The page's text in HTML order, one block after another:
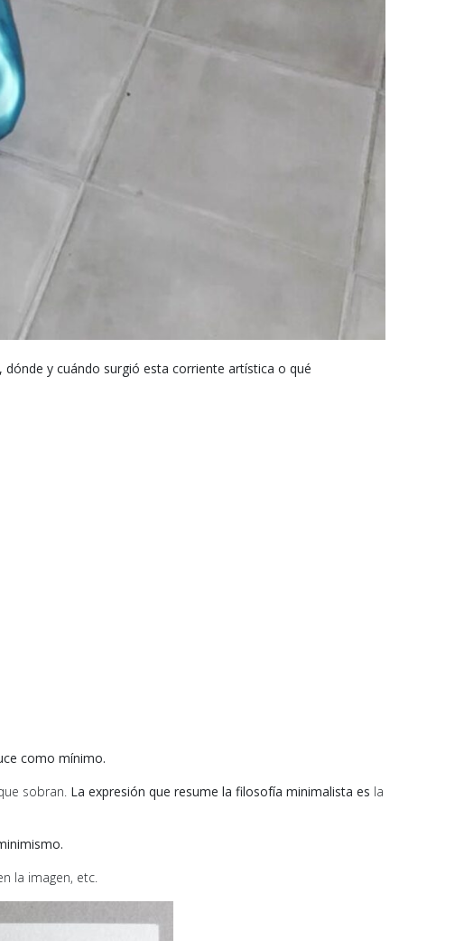
y cuándo surgió esta corriente artística o qué
como mínimo.
sobran. La expresión que resume la filosofía minimalista es la
la imagen, etc.